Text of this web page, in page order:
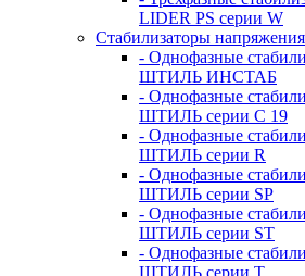
LIDER PS серии W
Стабилизаторы
- Однофазные
ШТИЛЬ ИНСТАБ
- Однофазные
ШТИЛЬ серии C 19
- Однофазные
ШТИЛЬ серии R
- Однофазные
ШТИЛЬ серии SP
- Однофазные
ШТИЛЬ серии ST
- Однофазные
ШТИЛЬ серии T